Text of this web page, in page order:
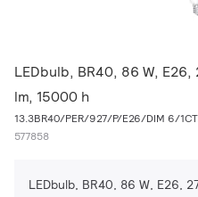
LEDbulb, BR40, 86 W, E26,
lm, 15000 h
13.3BR40/PER/927/P/E26/DIM 6/
577858
LEDbulb, BR40, 86 W, E26,